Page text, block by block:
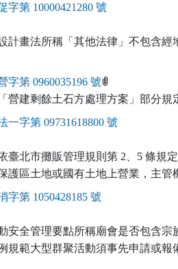
字第 10000421280 號
計畫法所稱「其他法律」不包含
字第 0960035196 號
營建剩餘土石方處理方案」部分規
一字第 09731618800 號
臺北市攤販管理規則第 2、5 條規
護區土地或國有土地上營業，主管
字第 1050428185 號
安全管理要點所稱廟會是否包含
規範大型群聚活動須事先申請或報